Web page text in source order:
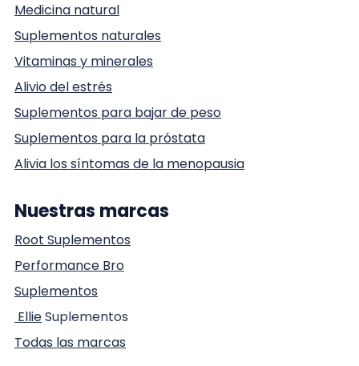
Medicina natural
Suplementos naturales
Vitaminas y minerales
Alivio del estrés
Suplementos para bajar de peso
Suplementos para la próstata
Alivia los síntomas de la menopausia
Nuestras marcas
Root Suplementos
Performance Bro
Suplementos
EllieSuplementos
Todas las marcas